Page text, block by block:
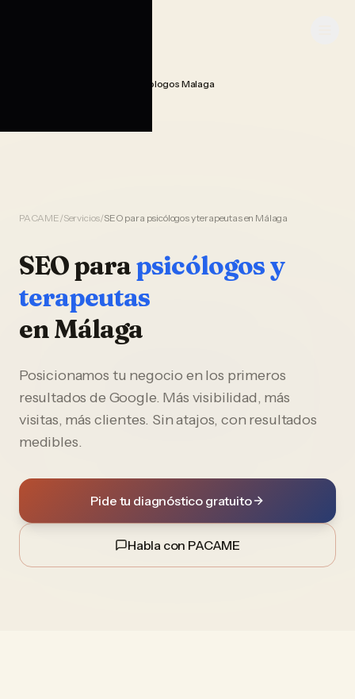
Seo Posicionamiento Psicologos Malaga
PACAME/Servicios/SEO para psicólogos y terapeutas en Málaga
SEOparapsicólogos y
terapeutas
enMálaga
Posicionamos tu negocio en los primeros
resultados de Google. Más visibilidad, más
visitas, más clientes. Sin atajos, con resultados
medibles.
Pide tu diagnóstico gratuito
Habla con PACAME